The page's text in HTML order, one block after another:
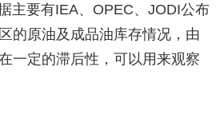
主要有IEA、OPEC、JODI公布
的原油及成品油库存情况，由
一定的滞后性，可以用来观察